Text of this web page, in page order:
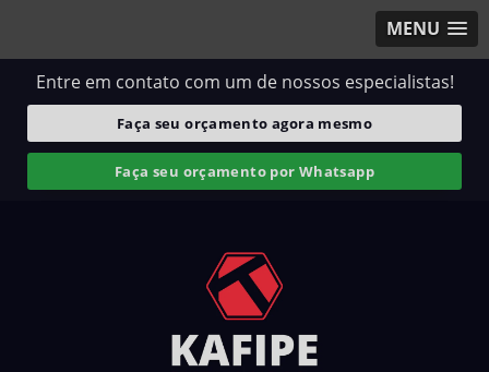
MENU
Entre em contato com um de nossos especialistas!
Faça seu orçamento agora mesmo
Faça seu orçamento por Whatsapp